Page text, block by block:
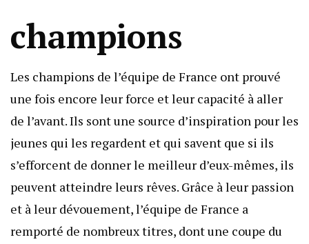
champions
Les champions de l’équipe de France ont prouvé
une fois encore leur force et leur capacité à aller
de l’avant. Ils sont une source d’inspiration pour les
jeunes qui les regardent et qui savent que si ils
s’efforcent de donner le meilleur d’eux-mêmes, ils
peuvent atteindre leurs rêves. Grâce à leur passion
et à leur dévouement, l’équipe de France a
remporté de nombreux titres, dont une coupe du